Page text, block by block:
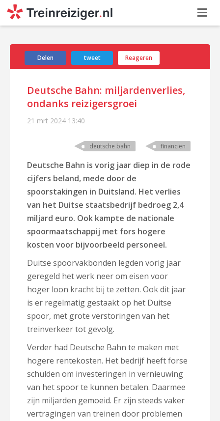
Delen tweet Reageren
Deutsche Bahn: miljardenverlies,
ondanks reizigersgroei
21 mrt 2024 13:40
deutsche bahn financiën
Deutsche Bahn is vorig jaar diep in de rode
cijfers beland, mede door de
spoorstakingen in Duitsland. Het verlies
van het Duitse staatsbedrijf bedroeg 2,4
miljard euro. Ook kampte de nationale
spoormaatschappij met fors hogere
kosten voor bijvoorbeeld personeel.
Duitse spoorvakbonden legden vorig jaar
geregeld het werk neer om eisen voor
hoger loon kracht bij te zetten. Ook dit jaar
is er regelmatig gestaakt op het Duitse
spoor, met grote verstoringen van het
treinverkeer tot gevolg.
Verder had Deutsche Bahn te maken met
hogere rentekosten. Het bedrijf heeft forse
schulden om investeringen in vernieuwing
van het spoor te kunnen betalen. Daarmee
zijn miljarden gemoeid. Er zijn steeds vaker
vertragingen van treinen door problemen